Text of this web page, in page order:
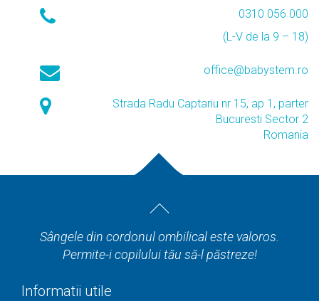
0310 056 000
(L-V de la 9 – 18)
office@babystem.ro
Strada Radu Captariu nr 15, ap 1, parter
Bucuresti Sector 2
Romania
Sângele din cordonul ombilical este valoros.
Permite-i copilului tău să-l păstreze!
Informatii utile